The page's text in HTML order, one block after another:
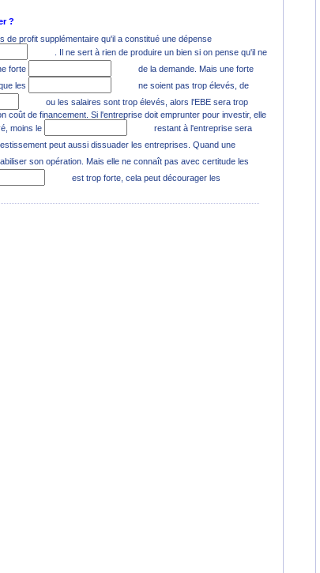
?
de profit supplémentaire qu'il a constitué une dépense
. Il ne sert à rien de produire un bien si on pense qu'il ne
forte
de la demande. Mais une forte
les
ne soient pas trop élevés, de
ou les salaires sont trop élevés, alors l'EBE sera trop
coût de financement. Si l'entreprise doit emprunter pour investir, elle
moins le
restant à l'entreprise sera
peut aussi dissuader les entreprises. Quand une
son opération. Mais elle ne connaît pas avec certitude les
est trop forte, cela peut décourager les